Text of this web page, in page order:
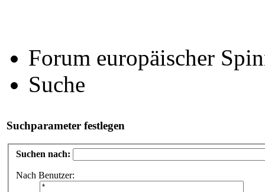
Forum europäischer
Suche
Suchparameter festlegen
Suchen nach:
Nach Benutzer: